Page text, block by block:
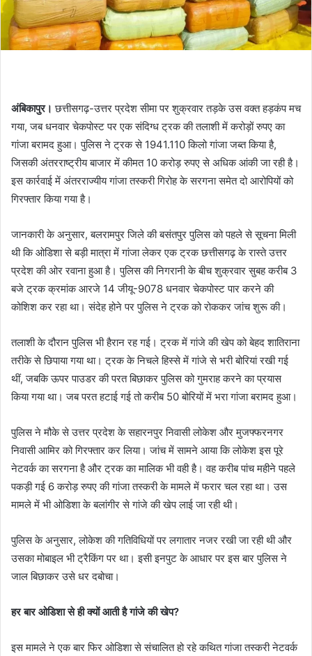
अंबिकापुर। छत्तीसगढ़-उत्तर प्रदेश सीमा पर शुक्रवार तड़के उस वक्त हड़कंप मच
गया, जब धनवार चेकपोस्ट पर एक संदिग्ध ट्रक की तलाशी में करोड़ों रुपए का
गांजा बरामद हुआ। पुलिस ने ट्रक से 1941.110 किलो गांजा जब्त किया है,
जिसकी अंतरराष्ट्रीय बाजार में कीमत 10 करोड़ रुपए से अधिक आंकी जा रही है।
इस कार्रवाई में अंतरराज्यीय गांजा तस्करी गिरोह के सरगना समेत दो आरोपियों को
गिरफ्तार किया गया है।
जानकारी के अनुसार, बलरामपुर जिले की बसंतपुर पुलिस को पहले से सूचना मिली
थी कि ओडिशा से बड़ी मात्रा में गांजा लेकर एक ट्रक छत्तीसगढ़ के रास्ते उत्तर
प्रदेश की ओर रवाना हुआ है। पुलिस की निगरानी के बीच शुक्रवार सुबह करीब 3
बजे ट्रक क्रमांक आरजे 14 जीयू-9078 धनवार चेकपोस्ट पार करने की
कोशिश कर रहा था। संदेह होने पर पुलिस ने ट्रक को रोककर जांच शुरू की।
तलाशी के दौरान पुलिस भी हैरान रह गई। ट्रक में गांजे की खेप को बेहद शातिराना
तरीके से छिपाया गया था। ट्रक के निचले हिस्से में गांजे से भरी बोरियां रखी गई
थीं, जबकि ऊपर पाउडर की परत बिछाकर पुलिस को गुमराह करने का प्रयास
किया गया था। जब परत हटाई गई तो करीब 50 बोरियों में भरा गांजा बरामद हुआ।
पुलिस ने मौके से उत्तर प्रदेश के सहारनपुर निवासी लोकेश और मुजफ्फरनगर
निवासी आमिर को गिरफ्तार कर लिया। जांच में सामने आया कि लोकेश इस पूरे
नेटवर्क का सरगना है और ट्रक का मालिक भी वही है। वह करीब पांच महीने पहले
पकड़ी गई 6 करोड़ रुपए की गांजा तस्करी के मामले में फरार चल रहा था। उस
मामले में भी ओडिशा के बलांगीर से गांजे की खेप लाई जा रही थी।
पुलिस के अनुसार, लोकेश की गतिविधियों पर लगातार नजर रखी जा रही थी और
उसका मोबाइल भी ट्रैकिंग पर था। इसी इनपुट के आधार पर इस बार पुलिस ने
जाल बिछाकर उसे धर दबोचा।
हर बार ओडिशा से ही क्यों आती है गांजे की खेप?
इस मामले ने एक बार फिर ओडिशा से संचालित हो रहे कथित गांजा तस्करी नेटवर्क